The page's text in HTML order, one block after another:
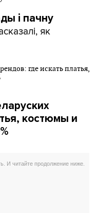
і пачну
як
костюмы и